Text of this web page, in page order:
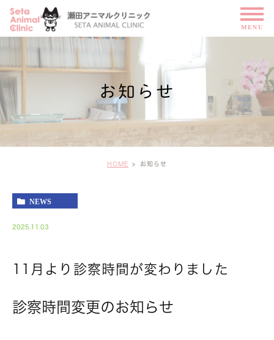
お知らせ
HOME お知らせ
NEWS
2025.11.03
11月より診察時間が変わりました
診察時間変更のお知らせ